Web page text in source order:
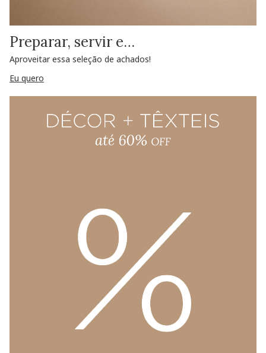
Preparar, servir e…
Aproveitar essa seleção de achados!
Eu quero